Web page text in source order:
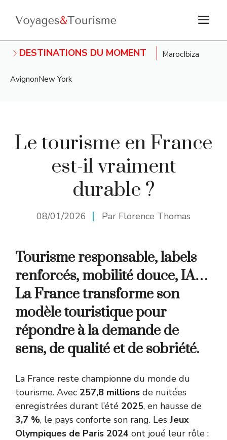
DESTINATIONS DU MOMENT MarocIbiza
AvignonNew York
Le tourisme en France
est-il vraiment
durable ?
08/01/2026 Par Florence Thomas
Tourisme responsable, labels
renforcés, mobilité douce, IA…
La France transforme son
modèle touristique pour
répondre à la demande de
sens, de qualité et de sobriété.
La France reste championne du monde du
tourisme. Avec 257,8 millions de nuitées
enregistrées durant l’été 2025, en hausse de
3,7 %, le pays conforte son rang. Les Jeux
Olympiques de Paris 2024 ont joué leur rôle :